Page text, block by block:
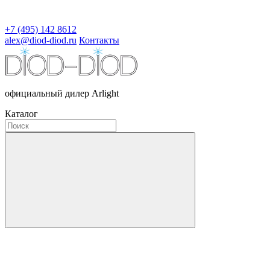
+7 (495) 142 8612
alex@diod-diod.ru Контакты
официальный дилер Arlight
Каталог